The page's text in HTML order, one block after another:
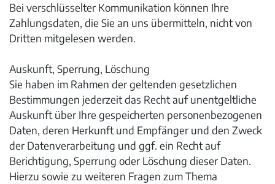
Bei verschlüsselter Kommunikation können Ihre
Zahlungsdaten, die Sie an uns übermitteln, nicht von
Dritten mitgelesen werden.
Auskunft, Sperrung, Löschung
Sie haben im Rahmen der geltenden gesetzlichen
Bestimmungen jederzeit das Recht auf unentgeltliche
Auskunft über Ihre gespeicherten personenbezogenen
Daten, deren Herkunft und Empfänger und den Zweck
der Datenverarbeitung und ggf. ein Recht auf
Berichtigung, Sperrung oder Löschung dieser Daten.
Hierzu sowie zu weiteren Fragen zum Thema